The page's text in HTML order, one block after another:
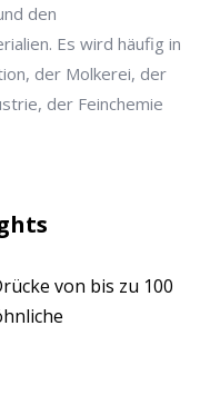
den
Es wird häufig in
der Molkerei, der
der Feinchemie
von bis zu 100